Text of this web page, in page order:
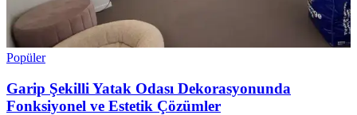
Popüler
Garip Şekilli Yatak Odası Dekorasyonunda
Fonksiyonel ve Estetik Çözümler